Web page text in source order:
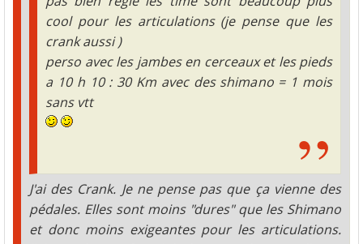
cool pour les articulations (je pense que les
crank aussi )
perso avec les jambes en cerceaux et les pieds
a 10 h 10 : 30 Km avec des shimano = 1 mois
sans vtt
J'ai des Crank. Je ne pense pas que ça vienne des
pédales. Elles sont moins "dures" que les Shimano
et donc moins exigeantes pour les articulations.